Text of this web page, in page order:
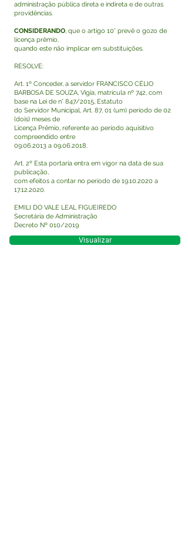
administração pública direta e indireta e de outras
providências.
CONSIDERANDO, que o artigo 10° prevê o gozo de
licença prêmio,
quando este não implicar em substituições.
RESOLVE:
Art. 1º Conceder, a servidor FRANCISCO CÉLIO
BARBOSA DE SOUZA, Vigia, matricula nº 742, com
base na Lei de n° 847/2015, Estatuto
do Servidor Municipal, Art. 87, 01 (um) período de 02
(dois) meses de
Licença Prêmio, referente ao período aquisitivo
compreendido entre
09.06.2013 a 09.06.2018.
Art. 2º Esta portaria entra em vigor na data de sua
publicação,
com efeitos a contar no período de 19.10.2020 a
17.12.2020.
EMILI DO VALE LEAL FIGUEIREDO
Secretária de Administração
Decreto Nº 010/2019
Visualizar